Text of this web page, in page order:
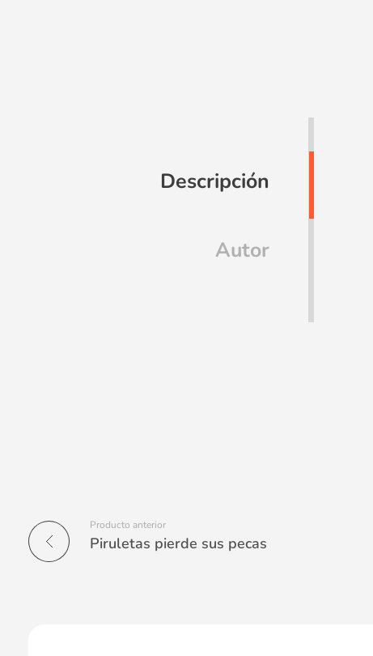
Descripción
Autor
Producto anterior
Piruletas pierde sus pecas